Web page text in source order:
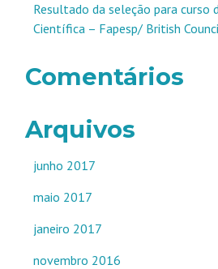
Resultado da seleção para curso
Científica – Fapesp/ British
Comentários
Arquivos
junho 2017
maio 2017
janeiro 2017
novembro 2016